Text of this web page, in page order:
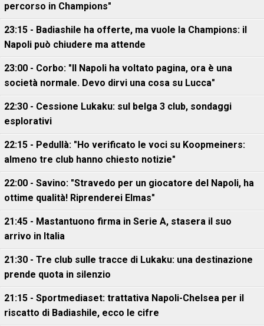
percorso in Champions"
23:15 - Badiashile ha offerte, ma vuole la Champions: il
Napoli può chiudere ma attende
23:00 - Corbo: "Il Napoli ha voltato pagina, ora è una
società normale. Devo dirvi una cosa su Lucca"
22:30 - Cessione Lukaku: sul belga 3 club, sondaggi
esplorativi
22:15 - Pedullà: "Ho verificato le voci su Koopmeiners:
almeno tre club hanno chiesto notizie"
22:00 - Savino: "Stravedo per un giocatore del Napoli, ha
ottime qualità! Riprenderei Elmas"
21:45 - Mastantuono firma in Serie A, stasera il suo
arrivo in Italia
21:30 - Tre club sulle tracce di Lukaku: una destinazione
prende quota in silenzio
21:15 - Sportmediaset: trattativa Napoli-Chelsea per il
riscatto di Badiashile, ecco le cifre